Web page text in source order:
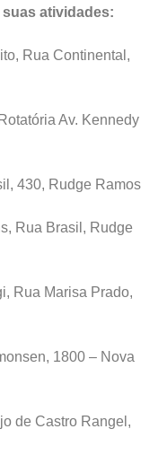
suas atividades:
Rua Continental,
Av. Kennedy
430, Rudge Ramos
Rua Brasil, Rudge
Rua Marisa Prado,
1800 – Nova
de Castro Rangel,